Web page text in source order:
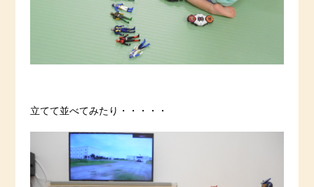
立てて並べてみたり・・・・・